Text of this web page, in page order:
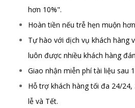
hơn 10%".
Hoàn tiền nếu trễ hẹn muộn
Tự hào với dịch vụ khách hàng
luôn được nhiều khách hàng
Giao nhận miễn phí tài liệu sau
Hỗ trợ khách hàng tối đa 24/
lễ và Tết.